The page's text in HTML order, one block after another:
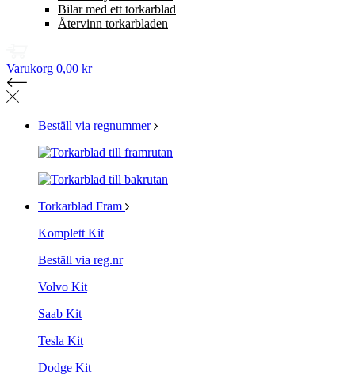
Bilar med ett torkarblad
Återvinn torkarbladen
Varukorg 0,00 kr
Beställ via regnummer
Torkarblad Fram
Komplett Kit
Beställ via reg.nr
Volvo Kit
Saab Kit
Tesla Kit
Dodge Kit